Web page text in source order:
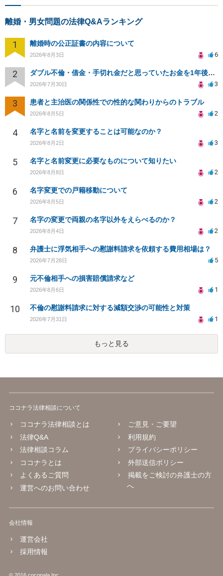
離婚・男女問題の法律Q&Aランキング
1 離婚時の公正証書の内容について
2026年8月3日 6
2 ダブル不倫・借金・手切れ金だと思っていたお金を1年後いまさら脅迫罪として通知書が来てまとめて請求
2026年7月30日 3
3 患者と主治医の関係性での性的な関わりからのトラブル
2026年8月5日 2
4 名字と名前を変更することは可能なのか？
2026年8月2日 3
5 名字と名前変更に必要なものについて知りたい
2026年8月8日 2
6 名字変更での戸籍移動について
2026年8月5日 2
7 名字の変更で両親の名字以外をえらべるのか？
2026年8月4日 2
8 弁護士に浮気相手への慰謝料請求を依頼する費用相場は？
2026年7月28日 5
9 元不倫相手への損害賠償請求など
2026年8月6日 1
10 不倫の慰謝料請求に対する減額交渉の可能性と対策
2026年7月31日 1
もっと見る
ココナラ法律相談について
ココナラ法律相談とは
法律Q&A
法律相談コラム
ココナラとは
よくあるご質問
運営へのお問い合わせ
ご意見・ご要望
利用規約
プライバシーポリシー
外部送信ポリシー
掲載をご検討の弁護士の方
へ
会社情報
運営会社
採用情報